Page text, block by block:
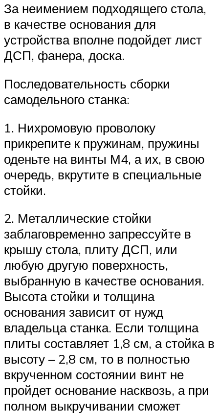
За неимением подходящего стола,
в качестве основания для
устройства вполне подойдет лист
ДСП, фанера, доска.
Последовательность сборки
самодельного станка:
1. Нихромовую проволоку
прикрепите к пружинам, пружины
оденьте на винты М4, а их, в свою
очередь, вкрутите в специальные
стойки.
2. Металлические стойки
заблаговременно запрессуйте в
крышу стола, плиту ДСП, или
любую другую поверхность,
выбранную в качестве основания.
Высота стойки и толщина
основания зависит от нужд
владельца станка. Если толщина
плиты составляет 1,8 см, а стойка в
высоту – 2,8 см, то в полностью
вкрученном состоянии винт не
пройдет основание насквозь, а при
полном выкручивании сможет